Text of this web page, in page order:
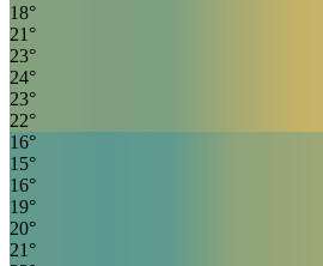
18°
21 °
23°
24°
23°
22°
16°
15°
16°
19°
20°
21 °